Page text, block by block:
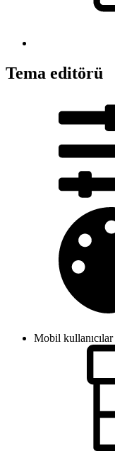
Tema editörü
Mobil